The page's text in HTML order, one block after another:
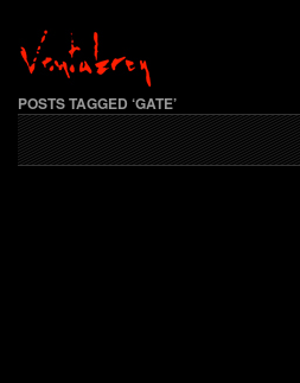
POSTS TAGGED ‘GATE’